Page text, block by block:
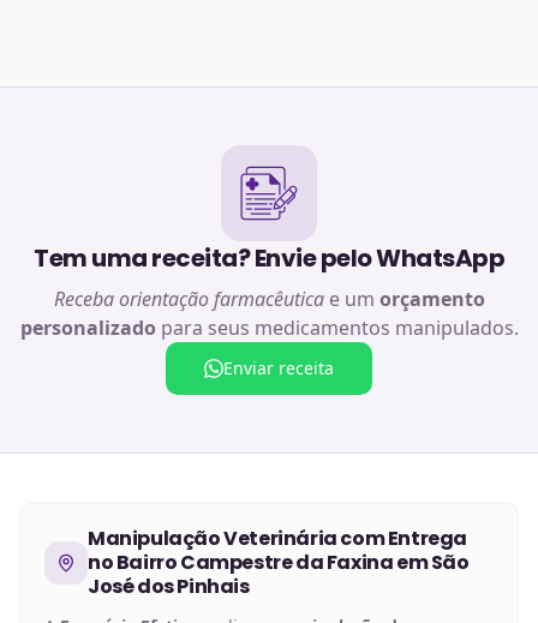
Tem uma receita? Envie pelo WhatsApp
Receba orientação farmacêuticae um orçamento
personalizado para seus medicamentos manipulados.
Enviar receita
Manipulação Veterináriacom Entrega
noBairro Campestre da Faxina em São
José dos Pinhais